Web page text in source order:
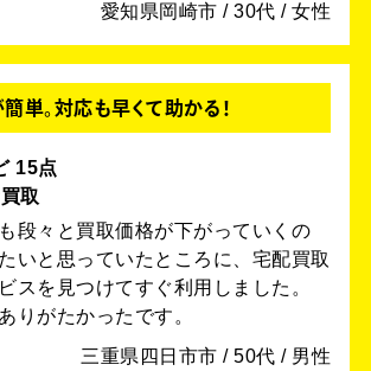
愛知県岡崎市 / 30代 / 女性
単。対応も早くて助かる！
15点
取
段々と買取価格が下がっていくの
いと思っていたところに、宅配買取
スを見つけてすぐ利用しました。
りがたかったです。
三重県四日市市 / 50代 / 男性